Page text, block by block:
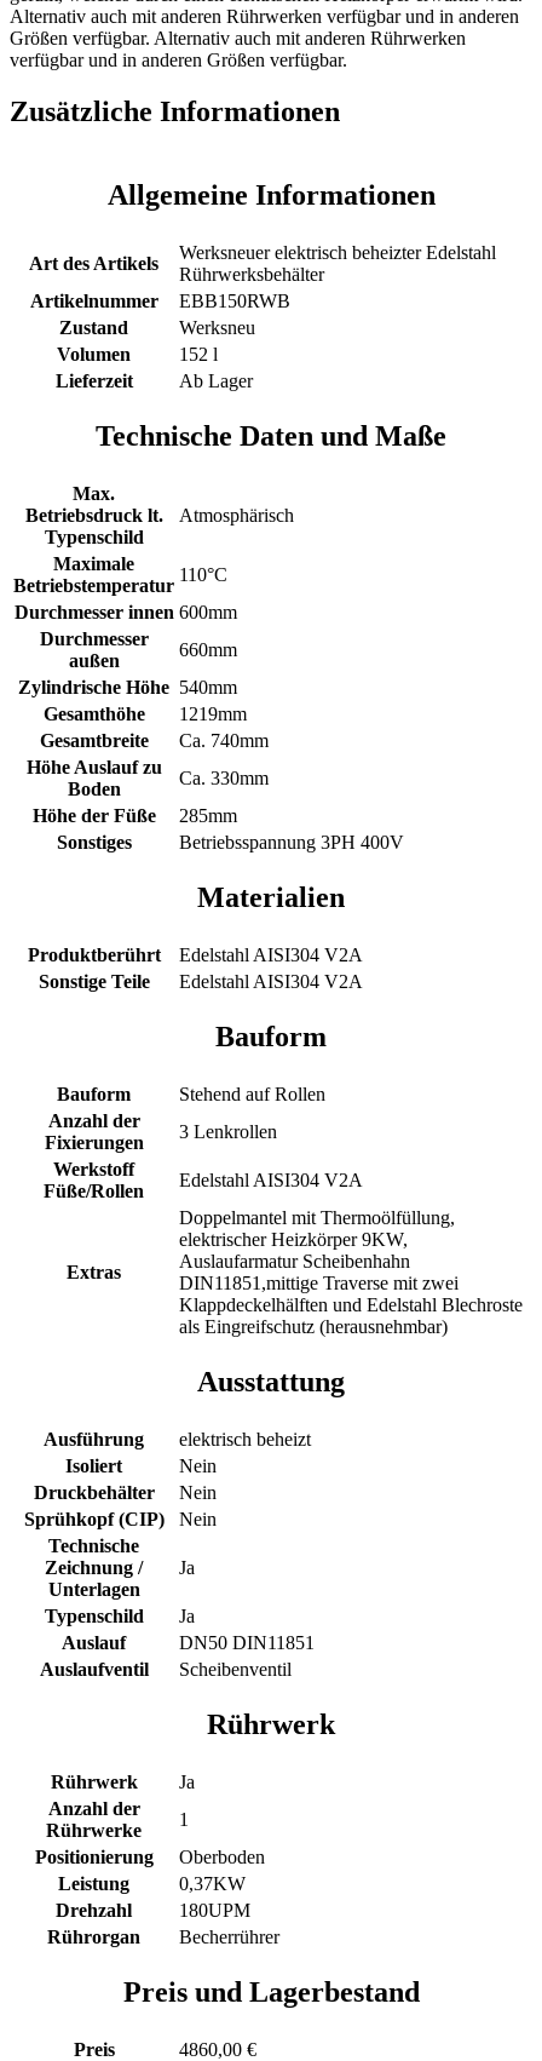
Alternativ auch mit anderen Rührwerken verfügbar und in anderen
Größen verfügbar. Alternativ auch mit anderen Rührwerken
verfügbar und in anderen Größen verfügbar.
Zusätzliche Informationen
Allgemeine Informationen
Art des Artikels
Werksneuer elektrisch beheizter Edelstahl
Rührwerksbehälter
Artikelnummer
EBB150RWB
Zustand
Werksneu
Volumen
152 l
Lieferzeit
Ab Lager
Technische Daten und Maße
Max.
Betriebsdruck lt.
Typenschild
Atmosphärisch
Maximale
Betriebstemperatur
110°C
Durchmesser innen 600mm
Durchmesser
außen
660mm
Zylindrische Höhe 540mm
Gesamthöhe
1219mm
Gesamtbreite
Ca. 740mm
Höhe Auslauf zu
Boden
Ca. 330mm
Höhe der Füße
285mm
Sonstiges
Betriebsspannung 3PH 400V
Materialien
Produktberührt
Edelstahl AISI304 V2A
Sonstige Teile
Edelstahl AISI304 V2A
Bauform
Bauform
Stehend auf Rollen
Anzahl der
Fixierungen
3 Lenkrollen
Werkstoff
Füße/Rollen
Edelstahl AISI304 V2A
Extras
Doppelmantel mit Thermoölfüllung,
elektrischer Heizkörper 9KW,
Auslaufarmatur Scheibenhahn
DIN11851,mittige Traverse mit zwei
Klappdeckelhälften und Edelstahl Blechroste
als Eingreifschutz (herausnehmbar)
Ausstattung
Ausführung
elektrisch beheizt
Isoliert
Nein
Druckbehälter
Nein
Sprühkopf (CIP)
Nein
Technische
Zeichnung /
Unterlagen
Ja
Typenschild
Ja
Auslauf
DN50 DIN11851
Auslaufventil
Scheibenventil
Rührwerk
Rührwerk
Ja
Anzahl der
Rührwerke
1
Positionierung
Oberboden
Leistung
0,37KW
Drehzahl
180UPM
Rührorgan
Becherrührer
Preis und Lagerbestand
Preis
4860,00 €